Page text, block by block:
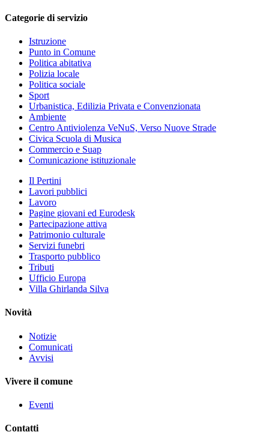
Categorie di servizio
Istruzione
Punto in Comune
Politica abitativa
Polizia locale
Politica sociale
Sport
Urbanistica, Edilizia Privata e Convenzionata
Ambiente
Centro Antiviolenza VeNuS, Verso Nuove Strade
Civica Scuola di Musica
Commercio e Suap
Comunicazione istituzionale
Il Pertini
Lavori pubblici
Lavoro
Pagine giovani ed Eurodesk
Partecipazione attiva
Patrimonio culturale
Servizi funebri
Trasporto pubblico
Tributi
Ufficio Europa
Villa Ghirlanda Silva
Novità
Notizie
Comunicati
Avvisi
Vivere il comune
Eventi
Contatti